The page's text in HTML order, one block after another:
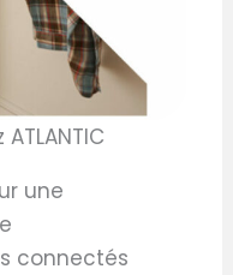
une
connectés